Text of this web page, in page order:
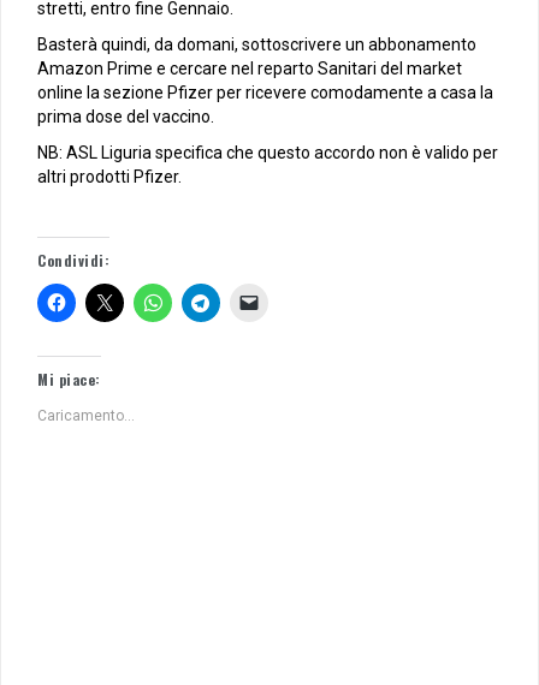
stretti, entro fine Gennaio.
Basterà quindi, da domani, sottoscrivere un abbonamento
Amazon Prime e cercare nel reparto Sanitari del market
online la sezione Pfizer per ricevere comodamente a casa la
prima dose del vaccino.
NB: ASL Liguria specifica che questo accordo non è valido per
altri prodotti Pfizer.
Condividi:
Mi piace:
Caricamento...